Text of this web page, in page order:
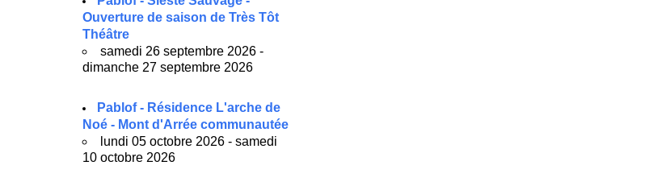
Ouverture de saison de Très Tôt
Théâtre
samedi 26 septembre 2026 -
dimanche 27 septembre 2026
Pablof - Résidence L'arche de
Noé - Mont d'Arrée communautée
lundi 05 octobre 2026 - samedi
10 octobre 2026